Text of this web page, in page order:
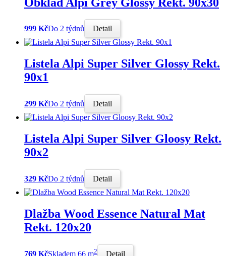
999 KčDo 2 týdnů Detail
Listela Alpi Super Silver Glossy Rekt.
90x1
299 KčDo 2 týdnů Detail
Listela Alpi Super Silver Gloosy Rekt.
90x2
329 KčDo 2 týdnů Detail
Dlažba Wood Essence Natural Mat
Rekt. 120x20
769 KčSkladem 66 m2 Detail